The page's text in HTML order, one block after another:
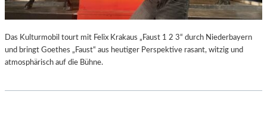
Das Kulturmobil tourt mit Felix Krakaus „Faust 1 2 3“ durch Niederbayern
und bringt Goethes „Faust“ aus heutiger Perspektive rasant, witzig und
atmosphärisch auf die Bühne.